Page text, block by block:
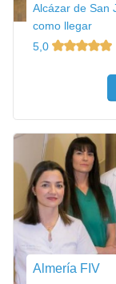
Alcázar de San
como llegar
5,0
Almería FIV